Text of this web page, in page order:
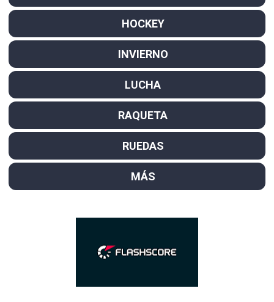
HOCKEY
INVIERNO
LUCHA
RAQUETA
RUEDAS
MÁS